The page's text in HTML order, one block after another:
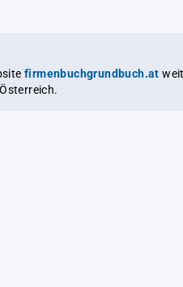
firmenbuchgrundbuch.at weitergeleitet,